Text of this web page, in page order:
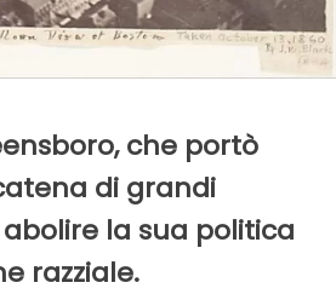
che portò
di grandi
la sua politica
razziale.